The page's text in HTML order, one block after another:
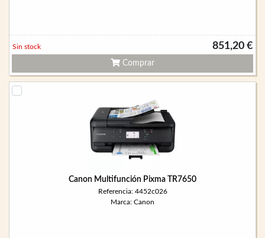
851,20 €
Sin stock
Comprar
Canon Multifunción Pixma TR7650
Referencia: 4452c026
Marca: Canon